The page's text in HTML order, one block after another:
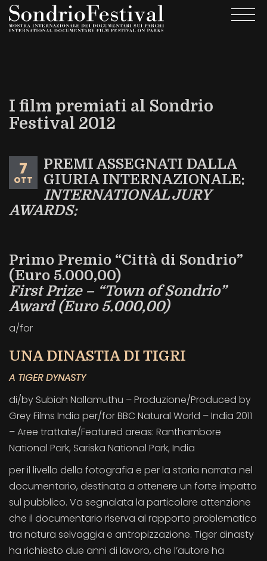
Salta
I film premiati al Sondrio
Festival 2012
7
OTT
PREMI ASSEGNATI DALLA
GIURIA INTERNAZIONALE:
INTERNATIONAL JURY
AWARDS:
Primo Premio “Città di Sondrio”
(Euro 5.000,00)
First Prize – “Town of Sondrio”
Award (Euro 5.000,00)
a/for
UNA DINASTIA DI TIGRI
A TIGER DYNASTY
di/by Subiah Nallamuthu – Produzione/Produced by
Grey Films India per/for BBC Natural World – India 2011
– Aree trattate/Featured areas: Ranthambore
National Park, Sariska National Park, India
per il livello della fotografia e per la storia narrata nel
documentario, destinata a ottenere un forte impatto
sul pubblico. Va segnalata la particolare attenzione
che il documentario riserva al rapporto problematico
tra natura selvaggia e antropizzazione. Tiger dinasty
ha richiesto due anni di lavoro, che l’autore ha